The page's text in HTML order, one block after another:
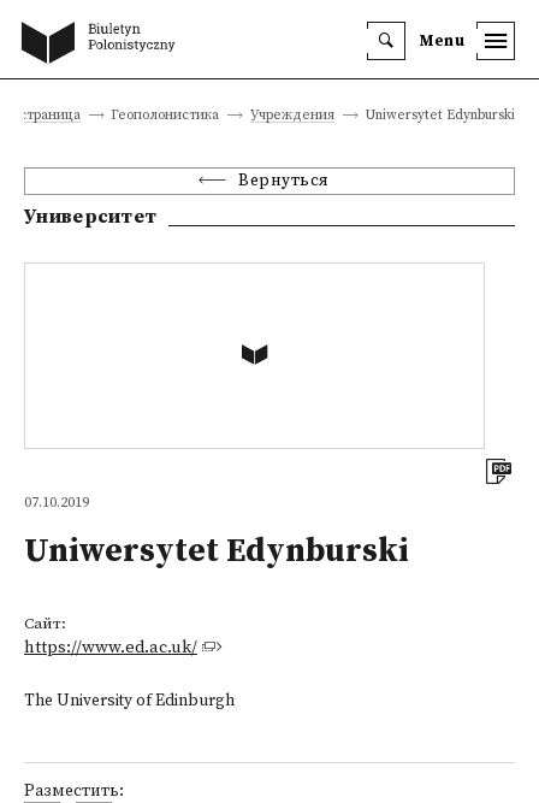
Menu
страница Геополонистика Учреждения Uniwersytet Edynburski
Вернуться
Университет
07.10.2019
Uniwersytet Edynburski
Сайт:
https://www.ed.ac.uk/
The University of Edinburgh
Разместить: